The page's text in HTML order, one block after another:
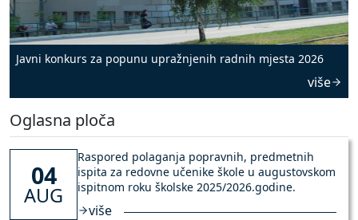
Javni konkurs za popunu upražnjenih radnih mjesta 2026
više
Oglasna ploča
04
AUG
Raspored polaganja popravnih, predmetnih
ispita za redovne učenike škole u augustovskom
ispitnom roku školske 2025/2026.godine.
više